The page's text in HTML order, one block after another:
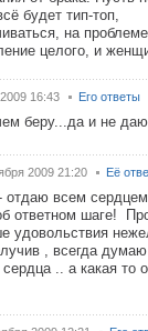
будет тип-топ,
на
целого, и
16:43 Его ответы
беру...да и не
2009 21:20 Её
отдаю всем
ответном шаге!
удовольствия
, всегда
.. а какая то